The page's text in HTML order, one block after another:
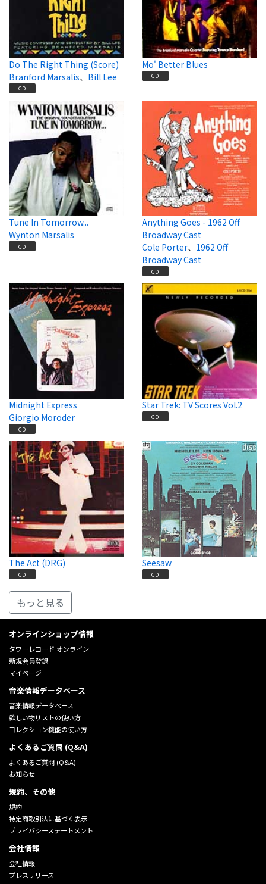
Do The Right Thing (Score)
Branford Marsalis、 Bill Lee
CD
Mo' Better Blues
CD
Tune In Tomorrow...
Wynton Marsalis
CD
Anything Goes - 1962 Off
Broadway Cast
Cole Porter、 1962 Off
Broadway Cast
CD
Midnight Express
Giorgio Moroder
CD
Star Trek: TV Scores Vol.2
CD
The Act (DRG)
CD
Seesaw
CD
もっと見る
オンラインショップ情報
タワーレコード オンライン
新規会員登録
マイページ
音楽情報データベース
音楽情報データベース
欲しい物リストの使い方
コレクション機能の使い方
よくあるご質問 (Q&A)
よくあるご質問 (Q&A)
お知らせ
規約、その他
規約
特定商取引法に基づく表示
プライバシーステートメント
会社情報
会社情報
プレスリリース